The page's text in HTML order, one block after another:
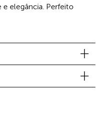
elegância. Perfeito